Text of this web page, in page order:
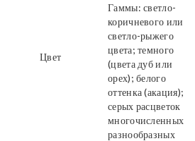
Цвет
Гаммы: светло-
коричневого или
светло-рыжего
цвета; темного
(цвета дуб или
орех); белого
оттенка (акация);
серых расцветок
многочисленных
разнообразных